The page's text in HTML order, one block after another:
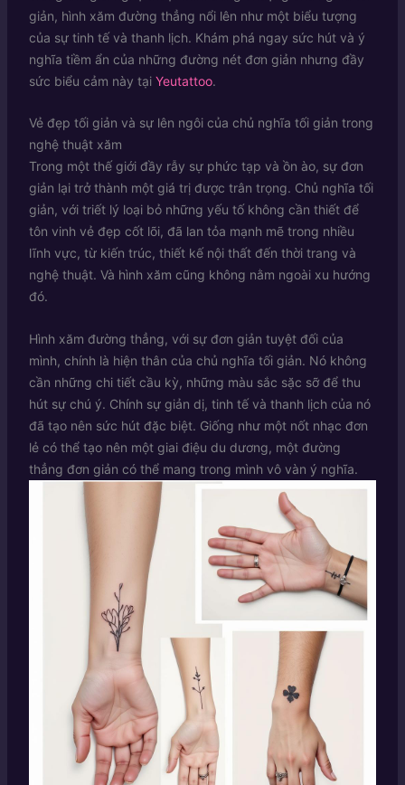
giản, hình xăm đường thẳng nổi lên như một biểu tượng
của sự tinh tế và thanh lịch. Khám phá ngay sức hút và ý
nghĩa tiềm ẩn của những đường nét đơn giản nhưng đầy
sức biểu cảm này tại Yeutattoo.
Vẻ đẹp tối giản và sự lên ngôi của chủ nghĩa tối giản trong
nghệ thuật xăm
Trong một thế giới đầy rẫy sự phức tạp và ồn ào, sự đơn
giản lại trở thành một giá trị được trân trọng. Chủ nghĩa tối
giản, với triết lý loại bỏ những yếu tố không cần thiết để
tôn vinh vẻ đẹp cốt lõi, đã lan tỏa mạnh mẽ trong nhiều
lĩnh vực, từ kiến trúc, thiết kế nội thất đến thời trang và
nghệ thuật. Và hình xăm cũng không nằm ngoài xu hướng
đó.
Hình xăm đường thẳng, với sự đơn giản tuyệt đối của
mình, chính là hiện thân của chủ nghĩa tối giản. Nó không
cần những chi tiết cầu kỳ, những màu sắc sặc sỡ để thu
hút sự chú ý. Chính sự giản dị, tinh tế và thanh lịch của nó
đã tạo nên sức hút đặc biệt. Giống như một nốt nhạc đơn
lẻ có thể tạo nên một giai điệu du dương, một đường
thẳng đơn giản có thể mang trong mình vô vàn ý nghĩa.